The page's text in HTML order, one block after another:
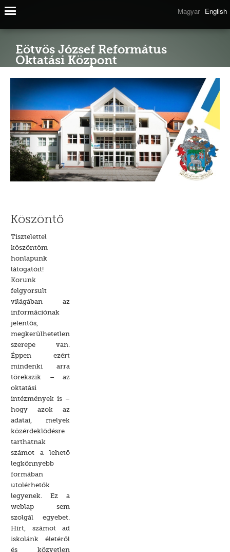
Magyar English
Eötvös József Református
Oktatási Központ
Köszöntő
Tisztelettel
köszöntöm
honlapunk
látogatóit!
Korunk
felgyorsult
világában az
információnak
jelentős,
megkerülhetetlen
szerepe van.
Éppen ezért
mindenki arra
törekszik – az
oktatási
intézmények is –
hogy azok az
adatai, melyek
közérdeklődésre
tarthatnak
számot a lehető
legkönnyebb
formában
utolérhetők
legyenek. Ez a
weblap sem
szolgál egyebet.
Hírt, számot ad
iskolánk életéről
és közvetlen